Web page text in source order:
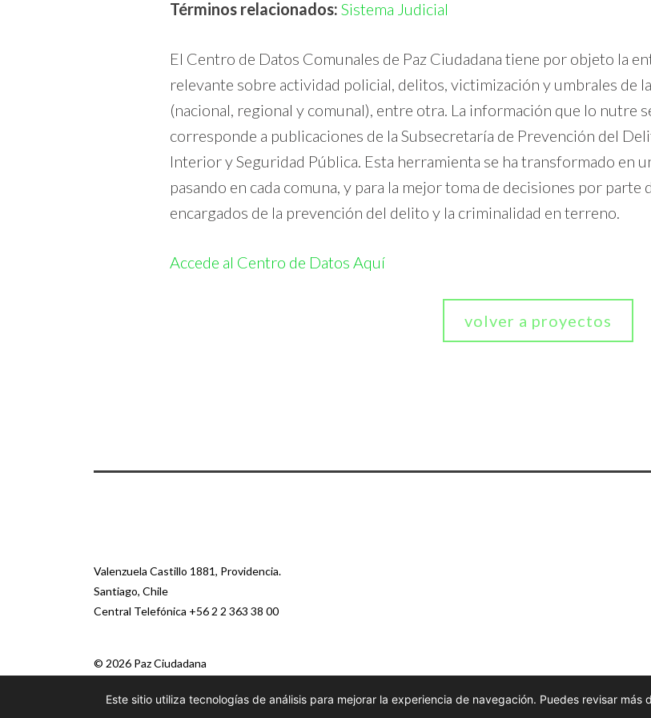
Términos relacionados: Sistema Judicial
El Centro de Datos Comunales de Paz Ciudadana tiene por objeto la
relevante sobre actividad policial, delitos, victimización y umbrales de
(nacional, regional y comunal), entre otra. La información que lo nutre
corresponde a publicaciones de la Subsecretaría de Prevención del
Interior y Seguridad Pública. Esta herramienta se ha transformado en
pasando en cada comuna, y para la mejor toma de decisiones por
encargados de la prevención del delito y la criminalidad en terreno.
Accede al Centro de Datos Aquí
volver a proyectos
Valenzuela Castillo 1881, Providencia.
Santiago, Chile
Central Telefónica +56 2 2 363 38 00
© 2026 Paz Ciudadana
Este sitio utiliza tecnologías de análisis para mejorar la experiencia de navegación. Puedes revisar más